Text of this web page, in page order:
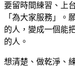
要留時間練習、上
「為大家服務」。
的人，變成一個能
的人。
想清楚、做乾淨、